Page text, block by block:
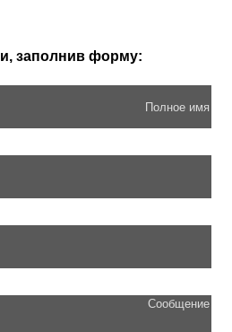
заполнив форму: